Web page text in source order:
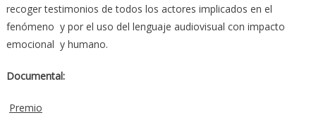
recoger testimonios de todos los actores implicados en el
fenómeno y por el uso del lenguaje audiovisual con impacto
emocional y humano.
Documental:
Premio